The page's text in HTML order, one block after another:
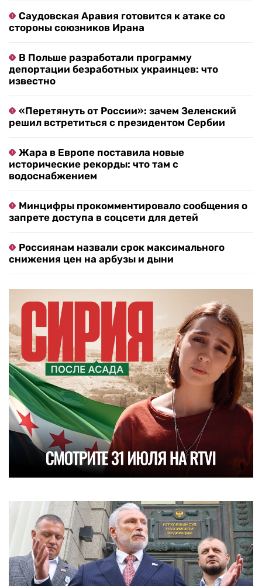
Саудовская Аравия готовится к атаке со
стороны союзников Ирана
В Польше разработали программу
депортации безработных украинцев: что
известно
«Перетянуть от России»: зачем Зеленский
решил встретиться с президентом Сербии
Жара в Европе поставила новые
исторические рекорды: что там с
водоснабжением
Минцифры прокомментировало сообщения о
запрете доступа в соцсети для детей
Россиянам назвали срок максимального
снижения цен на арбузы и дыни